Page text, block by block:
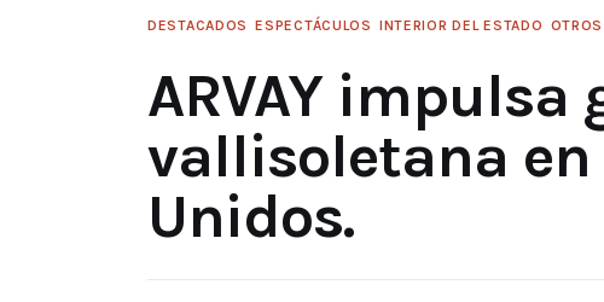
DESTACADOS ESPECTÁCULOS INTERIOR DEL ESTADO OTROS
ARVAY
vallisoletana en
Unidos.